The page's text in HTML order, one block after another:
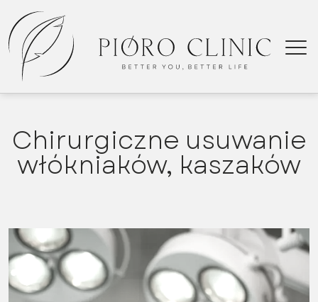
Chirurgiczne usuwanie
włókniaków, kaszaków